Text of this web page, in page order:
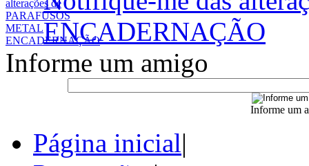
ENCADERNAÇÃO
Informe um amigo
Informe um
Página inicial|